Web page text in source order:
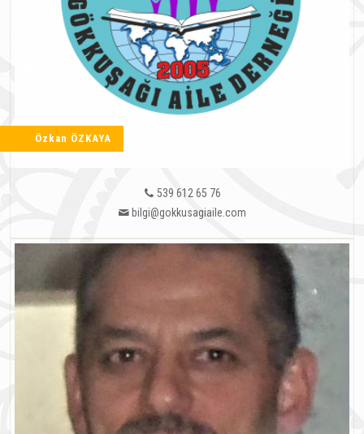
Özkan ÖZKAYA
539 612 65 76
bilgi@gokkusagiaile.com